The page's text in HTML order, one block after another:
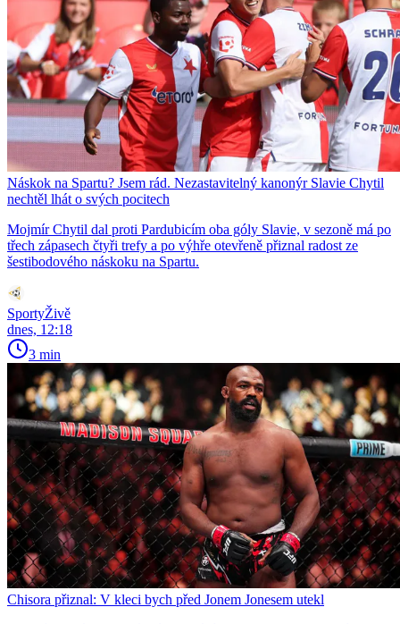
Náskok na Spartu? Jsem rád. Nezastavitelný kanonýr Slavie Chytil
nechtěl lhát o svých pocitech
Mojmír Chytil dal proti Pardubicím oba góly Slavie, v sezoně má po
třech zápasech čtyři trefy a po výhře otevřeně přiznal radost ze
šestibodového náskoku na Spartu.
SportyŽivě
dnes, 12:18
3 min
Chisora přiznal: V kleci bych před Jonem Jonesem utekl